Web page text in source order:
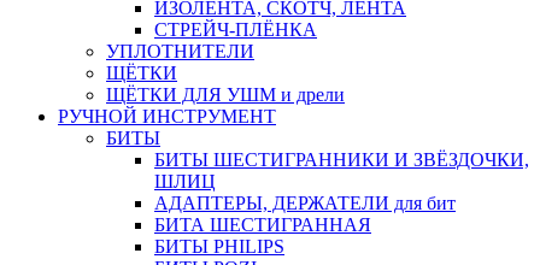
ИЗОЛЕНТА, СКОТЧ, ЛЕНТА
СТРЕЙЧ-ПЛЁНКА
УПЛОТНИТЕЛИ
ЩЁТКИ
ЩЁТКИ ДЛЯ УШМ и дрели
РУЧНОЙ ИНСТРУМЕНТ
БИТЫ
БИТЫ ШЕСТИГРАННИКИ И ЗВЁЗДОЧКИ,
ШЛИЦ
АДАПТЕРЫ, ДЕРЖАТЕЛИ для бит
БИТА ШЕСТИГРАННАЯ
БИТЫ PHILIPS